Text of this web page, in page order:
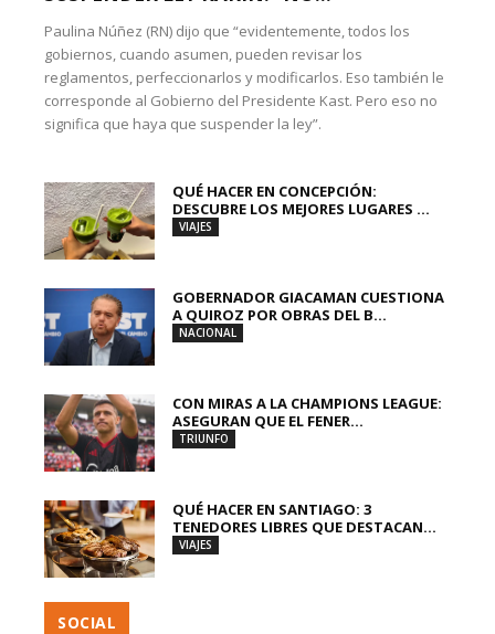
Paulina Núñez (RN) dijo que “evidentemente, todos los
gobiernos, cuando asumen, pueden revisar los
reglamentos, perfeccionarlos y modificarlos. Eso también le
corresponde al Gobierno del Presidente Kast. Pero eso no
significa que haya que suspender la ley”.
QUÉ HACER EN CONCEPCIÓN:
DESCUBRE LOS MEJORES LUGARES ...
VIAJES
GOBERNADOR GIACAMAN CUESTIONA
A QUIROZ POR OBRAS DEL B...
NACIONAL
CON MIRAS A LA CHAMPIONS LEAGUE:
ASEGURAN QUE EL FENER...
TRIUNFO
QUÉ HACER EN SANTIAGO: 3
TENEDORES LIBRES QUE DESTACAN...
VIAJES
SOCIAL